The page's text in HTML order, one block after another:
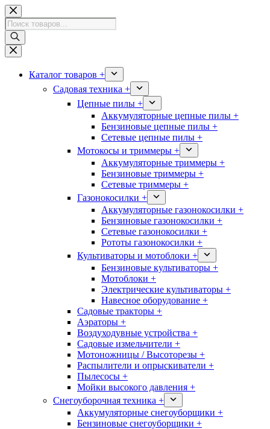
Перейти
к
сути
Поиск
товаров
Каталог товаров +
Садовая техника +
Цепные пилы +
Аккумуляторные цепные пилы +
Бензиновые цепные пилы +
Сетевые цепные пилы +
Мотокосы и триммеры +
Аккумуляторные триммеры +
Бензиновые триммеры +
Сетевые триммеры +
Газонокосилки +
Аккумуляторные газонокосилки +
Бензиновые газонокосилки +
Сетевые газонокосилки +
Рототы газонокосилки +
Культиваторы и мотоблоки +
Бензиновые культиваторы +
Мотоблоки +
Электрические культиваторы +
Навесное оборудование +
Садовые тракторы +
Аэраторы +
Воздуходувные устройства +
Садовые измельчители +
Мотоножницы / Высоторезы +
Распылители и опрыскиватели +
Пылесосы +
Мойки высокого давления +
Снегоуборочная техника +
Аккумуляторные снегоуборщики +
Бензиновые снегоуборщики +